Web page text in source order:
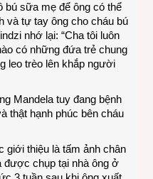
bú sữa mẹ để ông có thể
và tự tay ông cho cháu bú
nhớ lại: “Cha tôi luôn
có những đứa trẻ chung
leo trèo lên khắp người
Mandela tuy đang bệnh
thật hạnh phúc bên cháu
giới thiệu là tấm ảnh chân
được chụp tại nhà ông ở